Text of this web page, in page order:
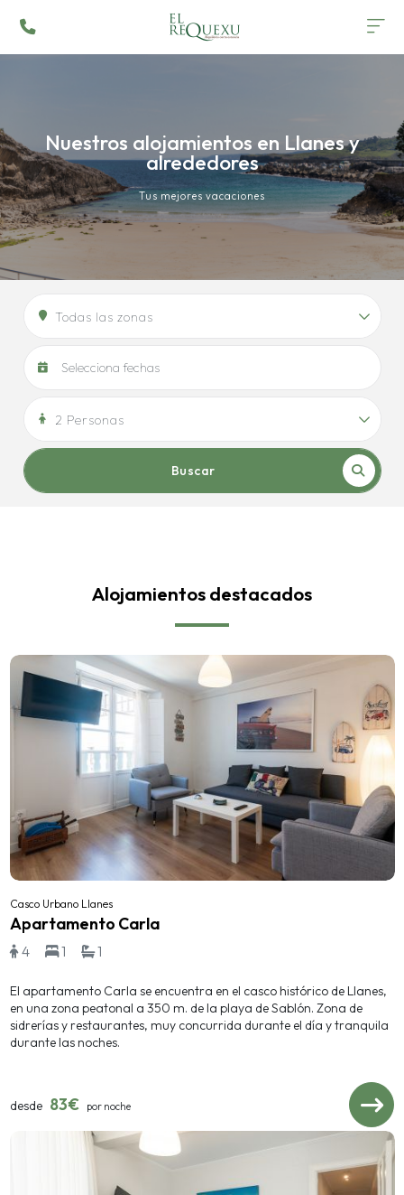
Nuestros alojamientos en Llanes y
alrededores
Tus mejores vacaciones
Todas las zonas
2 Personas
Buscar
Alojamientos destacados
Casco Urbano Llanes
Apartamento Carla
4 1 1
El apartamento Carla se encuentra en el casco histórico de Llanes,
en una zona peatonal a 350 m. de la playa de Sablón. Zona de
sidrerías y restaurantes, muy concurrida durante el día y tranquila
durante las noches.
desde 83€ por noche